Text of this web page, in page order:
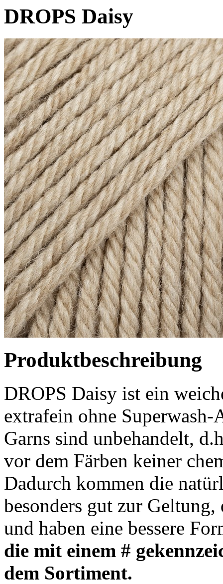
DROPS Daisy
Produktbeschreibung
DROPS Daisy ist ein
extrafein ohne
Garns sind unbehandelt,
vor dem Färben keiner
Dadurch kommen die
besonders gut zur
und haben eine bessere
die mit einem #
dem Sortiment.